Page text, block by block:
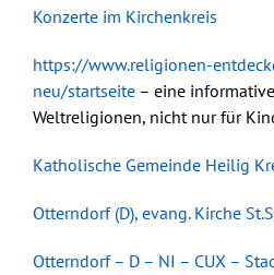
Konzerte im Kirchenkreis
https://www.religionen-
neu/startseite – eine
Weltreligionen, nicht nur für
Katholische Gemeinde Heilig
Otterndorf (D), evang. Kirche
Otterndorf – D – NI – CUX –